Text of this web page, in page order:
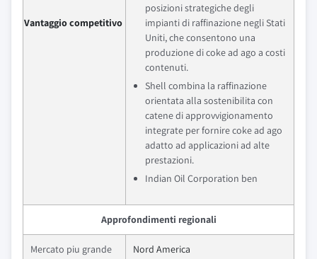
Vantaggio competitivo
posizioni strategiche degli
impianti di raffinazione negli Stati
Uniti, che consentono una
produzione di coke ad ago a costi
contenuti.
Shell combina la raffinazione
orientata alla sostenibilita con
catene di approvvigionamento
integrate per fornire coke ad ago
adatto ad applicazioni ad alte
prestazioni.
Indian Oil Corporation ben
Approfondimenti regionali
Mercato piu grande Nord America